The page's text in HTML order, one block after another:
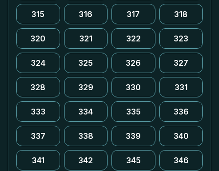
315 316 317 318
320 321 322 323
324 325 326 327
328 329 330 331
333 334 335 336
337 338 339 340
341 342 345 346